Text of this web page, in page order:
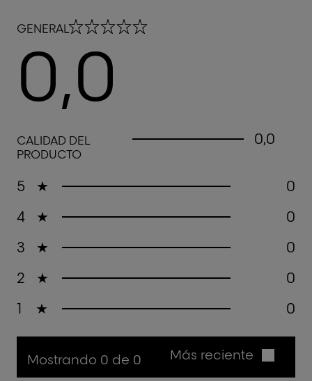
5 ★
0
4
★
0
3
★
0
2
★
0
1
★ 0
GENERAL
0,0 out of 5 stars
0,0
CALIDAD DEL
PRODUCTO
0,0
Mostrando 0 de 0 Más reciente